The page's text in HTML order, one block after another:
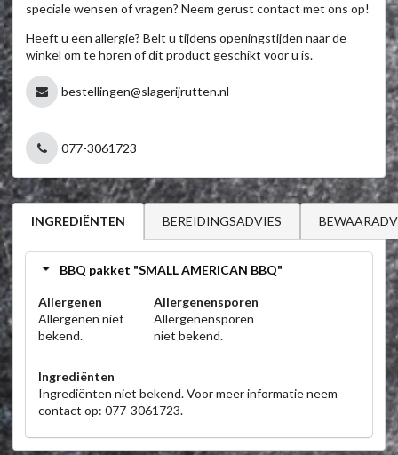
speciale wensen of vragen? Neem gerust contact met ons op!
Heeft u een allergie? Belt u tijdens openingstijden naar de
winkel om te horen of dit product geschikt voor u is.
bestellingen@slagerijrutten.nl
077-3061723
INGREDIËNTEN BEREIDINGSADVIES
BBQ pakket "SMALL AMERICAN BBQ"
Allergenen
Allergenen niet
bekend.
Allergenensporen
Allergenensporen
niet bekend.
Ingrediënten
Ingrediënten niet bekend. Voor meer informatie neem
contact op: 077-3061723.